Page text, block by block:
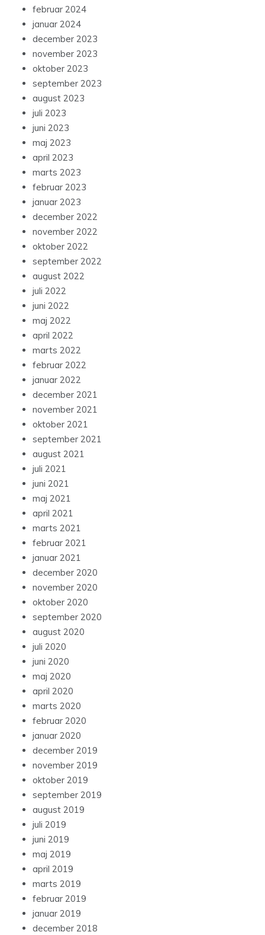
februar 2024
januar 2024
december 2023
november 2023
oktober 2023
september 2023
august 2023
juli 2023
juni 2023
maj 2023
april 2023
marts 2023
februar 2023
januar 2023
december 2022
november 2022
oktober 2022
september 2022
august 2022
juli 2022
juni 2022
maj 2022
april 2022
marts 2022
februar 2022
januar 2022
december 2021
november 2021
oktober 2021
september 2021
august 2021
juli 2021
juni 2021
maj 2021
april 2021
marts 2021
februar 2021
januar 2021
december 2020
november 2020
oktober 2020
september 2020
august 2020
juli 2020
juni 2020
maj 2020
april 2020
marts 2020
februar 2020
januar 2020
december 2019
november 2019
oktober 2019
september 2019
august 2019
juli 2019
juni 2019
maj 2019
april 2019
marts 2019
februar 2019
januar 2019
december 2018